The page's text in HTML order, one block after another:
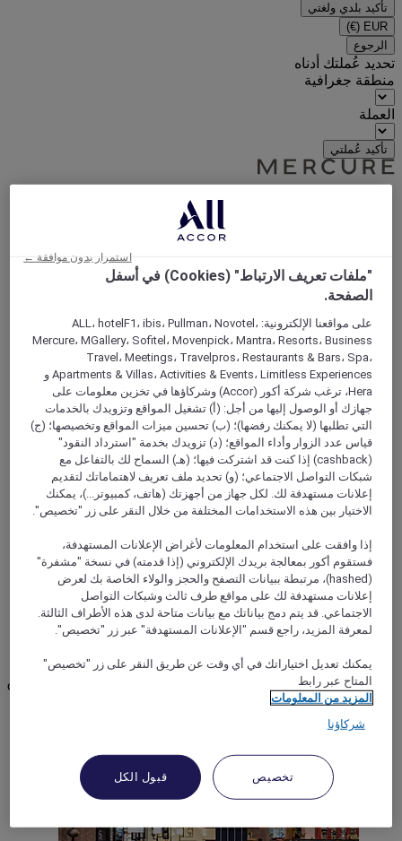
تأكيد بلدي ولغتي
EUR
(€)
الرجوع
تحديد عُملتك أدناه
منطقة جغرافية
العملة
تأكيد عُملتي
North Rhine Westphalia
Gelsenkirchen
ESSEN, ألمانيا
Mercure Hotel Plaza Essen
The 4 star Mercure Plaza Essen is located in the immediate
vicinity of the Philharmonie, the Aalto Theatre & the
Folkwang Museum. The Essen Fair and Gruga-Halle are just
a few min. drive away. Our hotel has 132 rooms with free
WIFI. The station is just 1 km away and can be reached
quickly by U-Bahn. Dusseldorf Airport is 27 km away. You
can reach us via the A40, A42 and A52, park your car parking
garage.
"ملفات تعريف الارتباط" (Cookies) في أسفل
الصفحة.
على مواقعنا الإلكترونية: ALL، hotelF1، ibis، Pullman، Novotel،
Mercure، MGallery، Sofitel، Movenpick، Mantra، Resorts، Business
Travel، Meetings، Travelpros، Restaurants & Bars، Spa،
Apartments & Villas، Activities & Events، Limitless Experiences و
Hera، ترغب شركة أكور (Accor) وشركاؤها في تخزين معلومات على
جهازك أو الوصول إليها من أجل: (أ) تشغيل المواقع وتزويدك بالخدمات
التي تطلبها (لا يمكنك رفضها)؛ (ب) تحسين ميزات المواقع وتخصيصها؛ (ج)
قياس عدد الزوار وأداء المواقع؛ (د) تزويدك بخدمة "استرداد النقود"
(cashback) إذا كنت قد اشتركت فيها؛ (هـ) السماح لك بالتفاعل مع
شبكات التواصل الاجتماعي؛ (و) تحديد ملف تعريف لاهتماماتك لتقديم
إعلانات مستهدفة لك. لكل جهاز من أجهزتك (هاتف، كمبيوتر...)، يمكنك
الاختيار بين هذه الاستخدامات المختلفة من خلال النقر على زر "تخصيص".
إذا وافقت على استخدام المعلومات لأغراض الإعلانات المستهدفة،
فستقوم أكور بمعالجة بريدك الإلكتروني (إذا قدمته) في نسخة "مشفرة"
(hashed)، مرتبطة ببيانات التصفح والحجز والولاء الخاصة بك لعرض
إعلانات مستهدفة لك على مواقع طرف ثالث وشبكات التواصل
الاجتماعي. قد يتم دمج بياناتك مع بيانات متاحة لدى هذه الأطراف الثالثة.
لمعرفة المزيد، راجع قسم "الإعلانات المستهدفة" عبر زر "تخصيص".
يمكنك تعديل اختياراتك في أي وقت عن طريق النقر على زر "تخصيص"
المتاح عبر رابط
المزيد من المعلومات
شركاؤنا
تخصيص قبول الكل
استمرار بدون موافقة ←